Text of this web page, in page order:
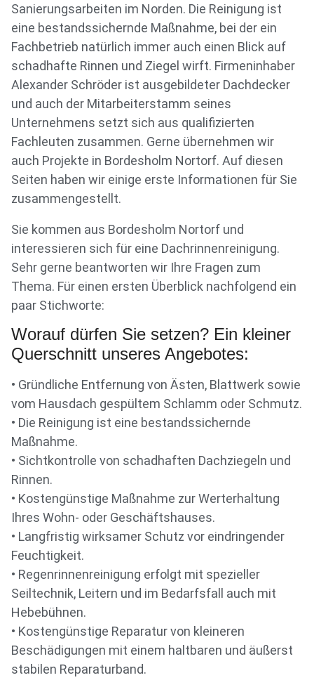
Sanierungsarbeiten im Norden. Die Reinigung ist
eine bestandssichernde Maßnahme, bei der ein
Fachbetrieb natürlich immer auch einen Blick auf
schadhafte Rinnen und Ziegel wirft. Firmeninhaber
Alexander Schröder ist ausgebildeter Dachdecker
und auch der Mitarbeiterstamm seines
Unternehmens setzt sich aus qualifizierten
Fachleuten zusammen. Gerne übernehmen wir
auch Projekte in Bordesholm Nortorf. Auf diesen
Seiten haben wir einige erste Informationen für Sie
zusammengestellt.
Sie kommen aus Bordesholm Nortorf und
interessieren sich für eine Dachrinnenreinigung.
Sehr gerne beantworten wir Ihre Fragen zum
Thema. Für einen ersten Überblick nachfolgend ein
paar Stichworte:
Worauf dürfen Sie setzen? Ein kleiner
Querschnitt unseres Angebotes:
• Gründliche Entfernung von Ästen, Blattwerk sowie
vom Hausdach gespültem Schlamm oder Schmutz.
• Die Reinigung ist eine bestandssichernde
Maßnahme.
• Sichtkontrolle von schadhaften Dachziegeln und
Rinnen.
• Kostengünstige Maßnahme zur Werterhaltung
Ihres Wohn- oder Geschäftshauses.
• Langfristig wirksamer Schutz vor eindringender
Feuchtigkeit.
• Regenrinnenreinigung erfolgt mit spezieller
Seiltechnik, Leitern und im Bedarfsfall auch mit
Hebebühnen.
• Kostengünstige Reparatur von kleineren
Beschädigungen mit einem haltbaren und äußerst
stabilen Reparaturband.